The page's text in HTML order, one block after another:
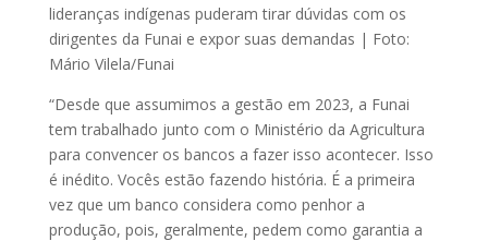
lideranças indígenas puderam tirar dúvidas com os
dirigentes da Funai e expor suas demandas | Foto:
Mário Vilela/Funai
“Desde que assumimos a gestão em 2023, a Funai
tem trabalhado junto com o Ministério da Agricultura
para convencer os bancos a fazer isso acontecer. Isso
é inédito. Vocês estão fazendo história. É a primeira
vez que um banco considera como penhor a
produção, pois, geralmente, pedem como garantia a